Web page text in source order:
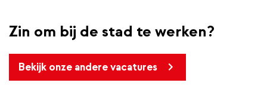
Zin om bij de stad te werken?
Bekijk onze andere vacatures